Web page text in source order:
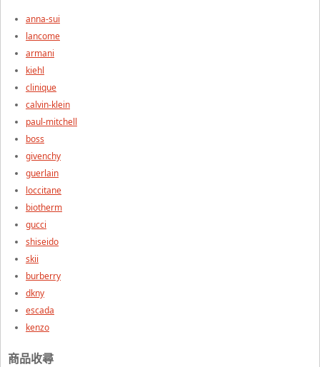
anna-sui
lancome
armani
kiehl
clinique
calvin-klein
paul-mitchell
boss
givenchy
guerlain
loccitane
biotherm
gucci
shiseido
skii
burberry
dkny
escada
kenzo
商品收尋